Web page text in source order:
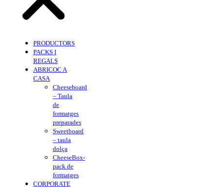
PRODUCTORS
PACKS I
REGALS
ABRICOC A
CASA
Cheeseboard
– Taula
de
formatges
preparades
Sweetboard
– taula
dolça
CheeseBox-
pack de
formatges
CORPORATE